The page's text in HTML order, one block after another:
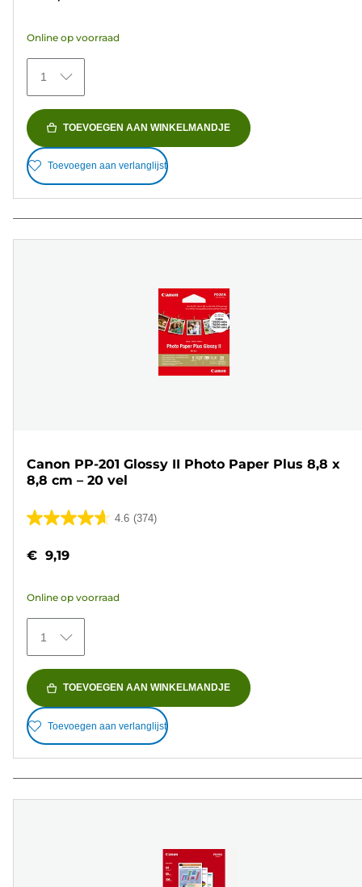
sterren.
152
beoordelingen
Online op voorraad
1
TOEVOEGEN AAN WINKELMANDJE
Toevoegen aan verlanglijst
Canon PP-201 Glossy II Photo Paper Plus 8,8 x
8,8 cm – 20 vel
4.6 (374)
4.6
de
sterren.
374
beoordelingen
€ 9,19
Online op voorraad
1
TOEVOEGEN AAN WINKELMANDJE
Toevoegen aan verlanglijst